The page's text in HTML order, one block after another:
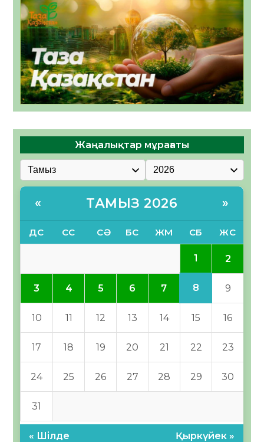
Жаңалықтар мұрағаты
« ТАМЫЗ 2026 »
ДС СС СӘ БС ЖМ СБ ЖС
1 2
3 4 5 6 7 8 9
10 11 12 13 14 15 16
17 18 19 20 21 22 23
24 25 26 27 28 29 30
31
« Шілде Қыркүйек »